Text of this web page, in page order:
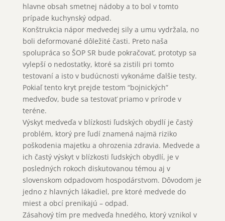
hlavne obsah smetnej nádoby a to bol v tomto
prípade kuchynský odpad.
Konštrukcia nápor medvedej sily a umu vydržala, no
boli deformované dôležité časti. Preto naša
spolupráca so ŠOP SR bude pokračovať, prototyp sa
vylepší o nedostatky, ktoré sa zistili pri tomto
testovaní a isto v budúcnosti vykonáme ďalšie testy.
Pokiaľ tento kryt prejde testom “bojnických”
medveďov, bude sa testovať priamo v prírode v
teréne.
Výskyt medveďa v blízkosti ľudských obydlí je častý
problém, ktorý pre ľudí znamená najmä riziko
poškodenia majetku a ohrozenia zdravia. Medvede a
ich častý výskyt v blízkosti ľudských obydlí, je v
posledných rokoch diskutovanou témou aj v
slovenskom odpadovom hospodárstvom. Dôvodom je
jedno z hlavných lákadiel, pre ktoré medvede do
miest a obcí prenikajú – odpad.
Zásahový tím pre medveďa hnedého, ktorý vznikol v